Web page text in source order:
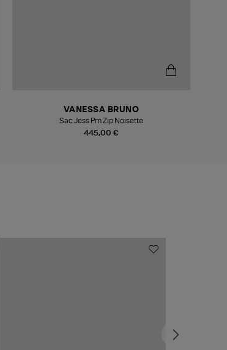
445,00 €
VANESSA BRUNO
Sac Jess Pm Zip Noisette